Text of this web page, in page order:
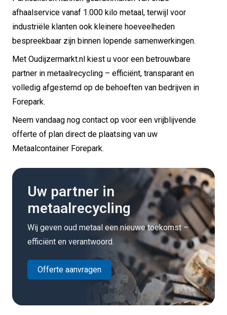
afhaalservice vanaf 1.000 kilo metaal, terwijl voor
industriële klanten ook kleinere hoeveelheden
bespreekbaar zijn binnen lopende samenwerkingen.
Met Oudijzermarkt.nl kiest u voor een betrouwbare
partner in metaalrecycling – efficiënt, transparant en
volledig afgestemd op de behoeften van bedrijven in
Forepark.
Neem vandaag nog contact op voor een vrijblijvende
offerte of plan direct de plaatsing van uw
Metaalcontainer Forepark.
Uw partner in
metaalrecycling
Wij geven oud metaal een nieuwe toekomst –
efficiënt en verantwoord.
Offerte aanvragen